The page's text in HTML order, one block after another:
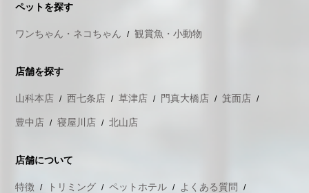
ペットを探す
ワンちゃん・ネコちゃん 観賞魚・小動物
店舗を探す
山科本店 西七条店 草津店 門真大橋店 箕面店
豊中店 寝屋川店 北山店
店舗について
特徴 トリミング ペットホテル よくある質問